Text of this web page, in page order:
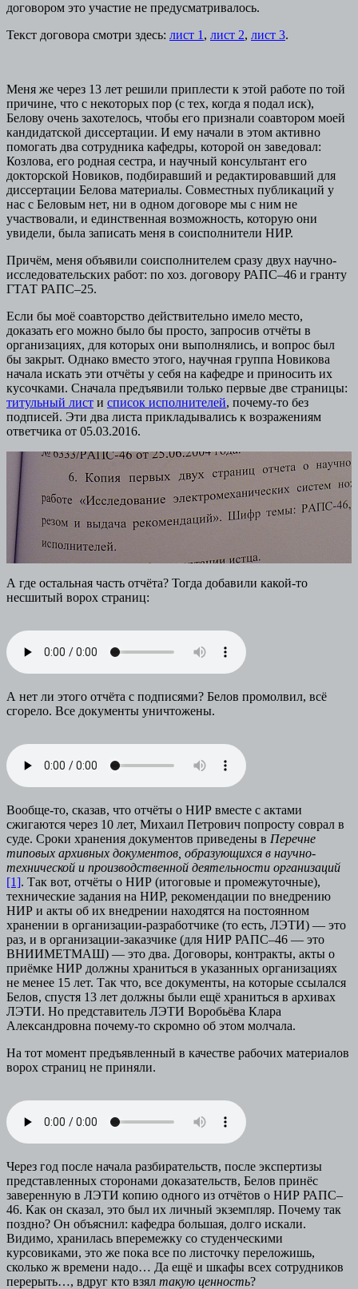
договором это участие не предусматривалось.
Текст договора смотри здесь: лист 1 , лист 2, лист 3.
Меня же через 13 лет решили приплести к этой работе по той
причине, что с некоторых пор (с тех, когда я подал иск),
Белову очень захотелось, чтобы его признали соавтором моей
кандидатской диссертации. И ему начали в этом активно
помогать два сотрудника кафедры, которой он заведовал:
Козлова, его родная сестра, и научный консультант его
докторской Новиков, подбиравший и редактировавший для
диссертации Белова материалы. Совместных публикаций у
нас с Беловым нет, ни в одном договоре мы с ним не
участвовали, и единственная возможность, которую они
увидели, была записать меня в соисполнители НИР.
Причём, меня объявили соисполнителем сразу двух научно-
исследовательских работ: по хоз. договору РАПС–46 и гранту
ГТАТ РАПС–25.
Если бы моё соавторство действительно имело место,
доказать его можно было бы просто, запросив отчёты в
организациях, для которых они выполнялись, и вопрос был
бы закрыт. Однако вместо этого, научная группа Новикова
начала искать эти отчёты у себя на кафедре и приносить их
кусочками. Сначала предъявили только первые две страницы:
титульный лист и список исполнителей, почему-то без
подписей. Эти два листа прикладывались к возражениям
ответчика от 05.03.2016.
А где остальная часть отчёта? Тогда добавили какой-то
несшитый ворох страниц:
А нет ли этого отчёта с подписями? Белов промолвил, всё
сгорело. Все документы уничтожены.
Вообще-то, сказав, что отчёты о НИР вместе с актами
сжигаются через 10 лет, Михаил Петрович попросту соврал в
суде. Сроки хранения документов приведены в Перечне
типовых архивных документов, образующихся в научно-
технической и производственной деятельности организаций
[1]. Так вот, отчёты о НИР (итоговые и промежуточные),
технические задания на НИР, рекомендации по внедрению
НИР и акты об их внедрении находятся на постоянном
хранении в организации-разработчике (то есть, ЛЭТИ) — это
раз, и в организации-заказчике (для НИР РАПС–46 — это
ВНИИМЕТМАШ) — это два. Договоры, контракты, акты о
приёмке НИР должны храниться в указанных организациях
не менее 15 лет. Так что, все документы, на которые ссылался
Белов, спустя 13 лет должны были ещё храниться в архивах
ЛЭТИ. Но представитель ЛЭТИ Воробьёва Клара
Александровна почему-то скромно об этом молчала.
На тот момент предъявленный в качестве рабочих материалов
ворох страниц не приняли.
Через год после начала разбирательств, после экспертизы
представленных сторонами доказательств, Белов принёс
заверенную в ЛЭТИ копию одного из отчётов о НИР РАПС–
46. Как он сказал, это был их личный экземпляр. Почему так
поздно? Он объяснил: кафедра большая, долго искали.
Видимо, хранилась вперемежку со студенческими
курсовиками, это же пока все по листочку переложишь,
сколько ж времени надо… Да ещё и шкафы всех сотрудников
перерыть…, вдруг кто взял такую ценность?